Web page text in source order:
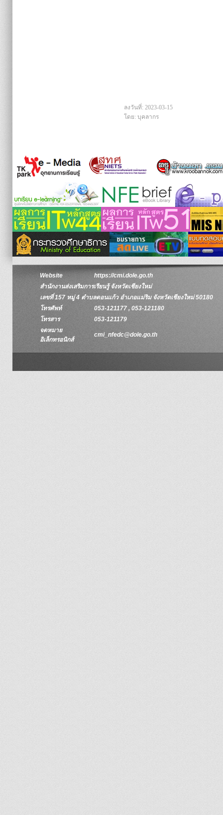
ลงวันที่: 2023-03-15
โดย: บุคลากร
Website
https://cmi.dole.go.th
สำนักงานส่งเสริมการเรียนรู้ จังหวัดเชียงใหม่
เลขที่ 157 หมู่ 4 ตำบลดอนแก้ว อำเภอแม่ริม จังหวัดเชียงใหม่ 50180
โทรศัพท์
053-121177 , 053-121180
โทรสาร
053-121179
จดหมาย
อิเล็กทรอนิกส์
cmi_nfedc@dole.go.th